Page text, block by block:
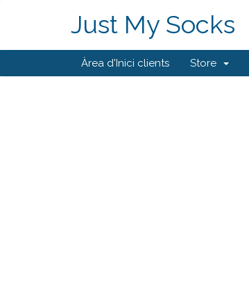
Just My Socks
Àrea d'Inici clients Store